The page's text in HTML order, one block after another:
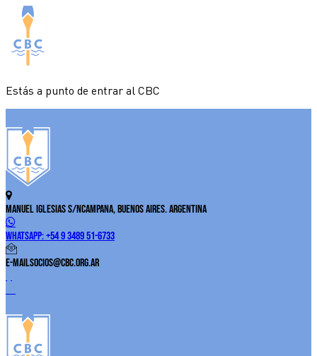
Estás a punto de entrar al CBC
Manuel Iglesias S/NCampana, Buenos Aires. Argentina
WhatsApp:+54 9 3489 51-6733
E-Mailsocios@cbc.org.ar